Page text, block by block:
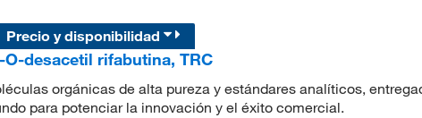
Precio y disponibilidad
O-desacetil rifabutina, TRC
orgánicas de alta pureza y estándares analíticos,
para potenciar la innovación y el éxito comercial.